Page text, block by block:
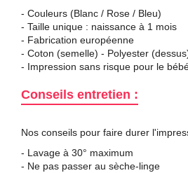
- Couleurs (Blanc / Rose / Bleu)
- Taille unique : naissance à 1 mois
- Fabrication européenne
- Coton (semelle) - Polyester
- Impression sans risque pour le
Conseils entretien :
Nos conseils pour faire durer
- Lavage à 30° maximum
- Ne pas passer au sèche-linge